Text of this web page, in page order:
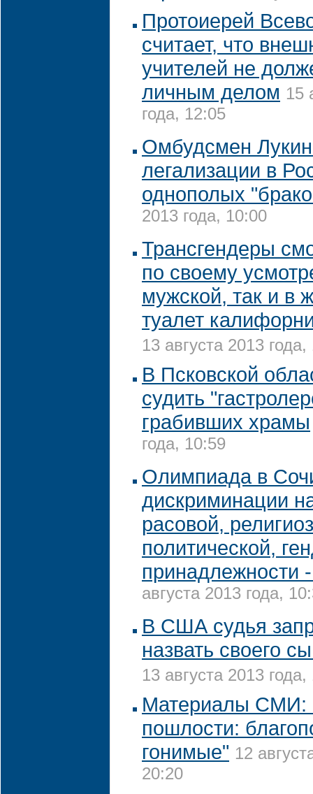
Протоиерей
считает, что
учителей не
личным делом 15
года, 12:05
Омбудсмен
легализации в
однополых
2013 года, 10:00
Трансгендеры
по своему
мужской, так и в
туалет
13 августа 2013
В Псковской
судить
грабивших храмы
года, 10:59
Олимпиада в
дискриминации
расовой,
политической,
принадлежности
августа 2013 года,
В США судья
назвать своего
13 августа 2013
Материалы СМИ:
пошлости:
гонимые" 12
20:20